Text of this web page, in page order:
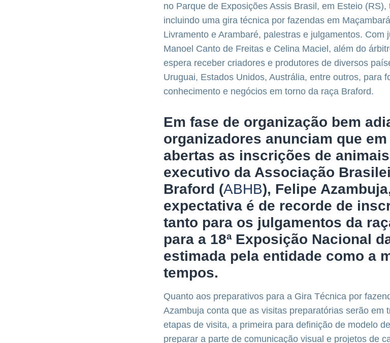
no Parque de Exposições Assis Brasil, em Esteio
incluindo uma gira técnica por fazendas em
Livramento e Arambaré, palestras e julgamentos. Com
Manoel Canto de Freitas e Celina Maciel, além do
espera receber criadores e produtores de diversos
Uruguai, Estados Unidos, Austrália, entre outros, para
conhecimento e negócios em torno da raça Braford.
Em fase de organização bem
organizadores anunciam que
abertas as inscrições de
executivo da Associação
Braford (ABHB), Felipe
expectativa é de recorde de
tanto para os julgamentos da
para a 18ª Exposição Nacional
estimada pela entidade como a
tempos.
Quanto aos preparativos para a Gira Técnica por
Azambuja conta que as visitas preparatórias serão em
etapas de visita, a primeira para definição de modelo
preparar a parte de comunicação visual e projetos de